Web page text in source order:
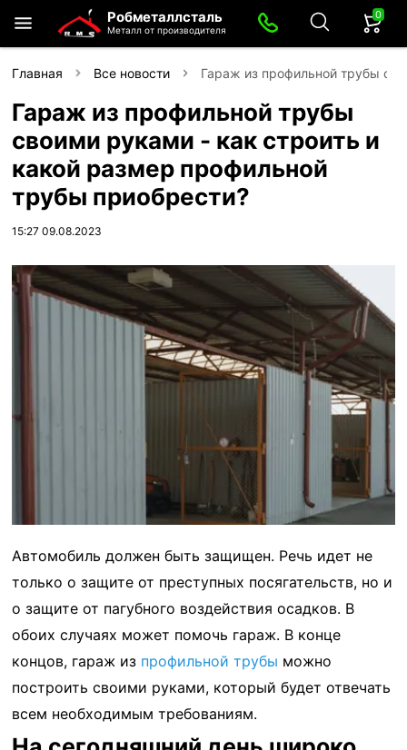
Робметаллсталь
Металл от производителя
0
Главная Все новости Гараж из профильной трубы
Гараж из профильной трубы
своими руками - как строить и
какой размер профильной
трубы приобрести?
15:27 09.08.2023
Автомобиль должен быть защищен. Речь идет не
только о защите от преступных посягательств, но и
о защите от пагубного воздействия осадков. В
обоих случаях может помочь гараж. В конце
концов, гараж из профильной трубы можно
построить своими руками, который будет отвечать
всем необходимым требованиям.